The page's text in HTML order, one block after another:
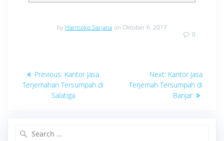
by Harmoko Sarjana on Oktober 6, 2017
0
Navigasi
pos
Previous: Previous
post:
Kantor Jasa
Terjemahan Tersumpah di
Salatiga
Next: Next
post:
Kantor Jasa
Terjemah Tersumpah di
Banjar